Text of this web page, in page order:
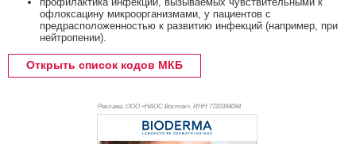
офлоксацину микроорганизмами, у пациентов с
предрасположенностью к развитию инфекций (например, при
нейтропении).
Открыть список кодов МКБ
Реклама. ООО «НАОС Восток», ИНН 7720394094